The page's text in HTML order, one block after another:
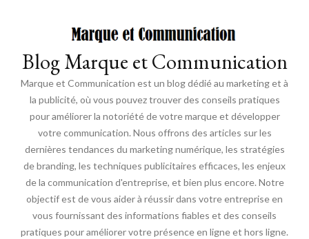
Blog Marque et Communication
Marque et Communication est un blog dédié au marketing et à
la publicité, où vous pouvez trouver des conseils pratiques
pour améliorer la notoriété de votre marque et développer
votre communication. Nous offrons des articles sur les
dernières tendances du marketing numérique, les stratégies
de branding, les techniques publicitaires efficaces, les enjeux
de la communication d'entreprise, et bien plus encore. Notre
objectif est de vous aider à réussir dans votre entreprise en
vous fournissant des informations fiables et des conseils
pratiques pour améliorer votre présence en ligne et hors ligne.